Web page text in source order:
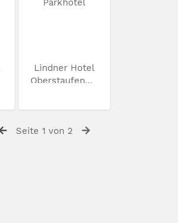
Lindner Hotel
Oberstaufen...
Seite 1 von 2